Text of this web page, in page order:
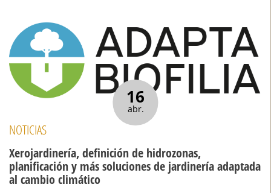
16
abr.
NOTICIAS
Xerojardinería, definición de hidrozonas,
planificación y más soluciones de jardinería adaptada
al cambio climático